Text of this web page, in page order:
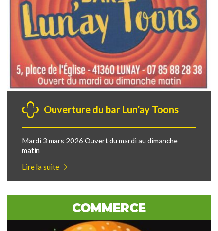
Ouverture du bar Lun’ay Toons
Mardi 3 mars 2026 Ouvert du mardi au dimanche
matin
Lire la suite
COMMERCE